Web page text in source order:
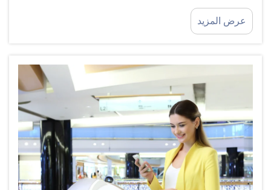
عمل الصيدليات، وتوفر دقةً غير مسبوقة...
عرض المزيد